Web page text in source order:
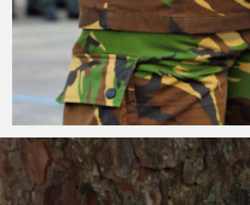
Carola Lensink 15